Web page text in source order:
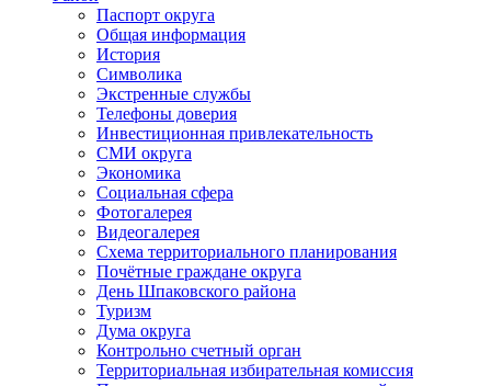
Паспорт округа
Общая информация
История
Символика
Экстренные службы
Телефоны доверия
Инвестиционная привлекательность
СМИ округа
Экономика
Социальная сфера
Фотогалерея
Видеогалерея
Схема территориального планирования
Почётные граждане округа
День Шпаковского района
Туризм
Дума округа
Контрольно счетный орган
Территориальная избирательная комиссия